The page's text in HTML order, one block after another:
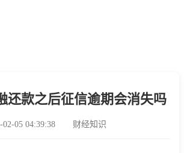
还款之后征信逾期会消失吗
02-05 04:39:38 财经知识